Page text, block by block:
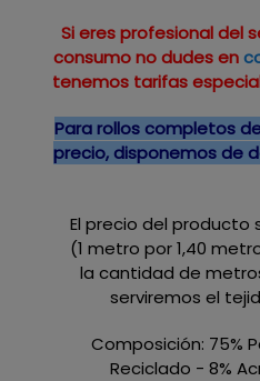
Si eres profesional del
consumo no dudes en
tenemos tarifas
Para rollos completos
precio, disponemos de
El precio del producto
(1 metro por 1,40
la cantidad de
serviremos el
Composición: 75%
Reciclado - 8%